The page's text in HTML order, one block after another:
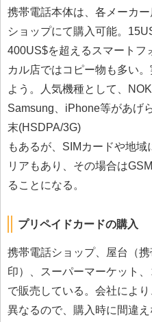
携帯電話本体は、各メーカ
ショップにて購入可能。
400US$を超えるスマートフ
カル店ではコピー物も多い
よう。人気機種として、
Samsung、iPhone等があげ
末(HSDPA/3G)
もあるが、SIMカードや地
リアもあり、その場合は
ることになる。
プリペイドカードの購入
携帯電話ショップ、屋台（
印）、スーパーマーケット
で販売している。会社によ
異なるので、購入時に間違